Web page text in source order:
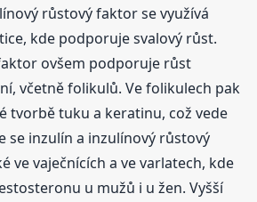
růstový faktor se využívá
kde podporuje svalový růst.
ovšem podporuje růst
včetně folikulů. Ve folikulech pak
tvorbě tuku a keratinu, což vede
se inzulín a inzulínový růstový
ve vaječnících a ve varlatech, kde
u mužů i u žen. Vyšší